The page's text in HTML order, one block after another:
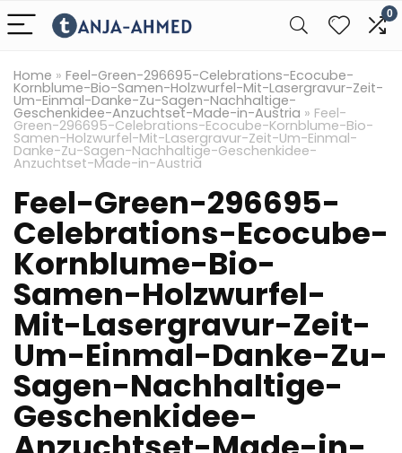
0
Home » Feel-Green-296695-Celebrations-Ecocube-
Kornblume-Bio-Samen-Holzwurfel-Mit-Lasergravur-Zeit-
Um-Einmal-Danke-Zu-Sagen-Nachhaltige-
Geschenkidee-Anzuchtset-Made-in-Austria » Feel-
Green-296695-Celebrations-Ecocube-Kornblume-Bio-
Samen-Holzwurfel-Mit-Lasergravur-Zeit-Um-Einmal-
Danke-Zu-Sagen-Nachhaltige-Geschenkidee-
Anzuchtset-Made-in-Austria
Feel-Green-296695-
Celebrations-Ecocube-
Kornblume-Bio-
Samen-Holzwurfel-
Mit-Lasergravur-Zeit-
Um-Einmal-Danke-Zu-
Sagen-Nachhaltige-
Geschenkidee-